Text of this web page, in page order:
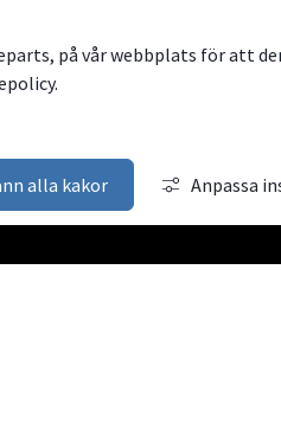
på vår webbplats för att
alla kakor Anpassa